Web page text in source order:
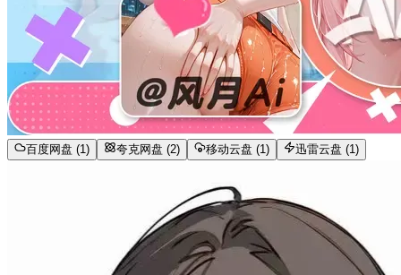
百度网盘 (1) 夸克网盘 (2) 移动云盘 (1) 迅雷云盘 (1)